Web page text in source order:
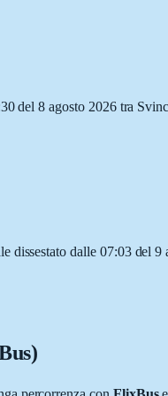
del 8 agosto 2026 tra
dissestato dalle 07:03